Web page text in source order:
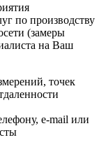
по производству
(замеры
на Ваш
точек
e-mail или